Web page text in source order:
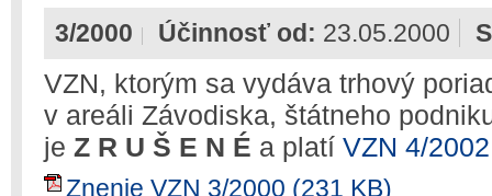
3/2000 Účinnosť od: 23.05.2000
VZN, ktorým sa vydáva trhový
v areáli Závodiska, štátneho
je Z R U Š E N É a platí VZN 4/2002
Znenie VZN 3/2000 (231 KB)